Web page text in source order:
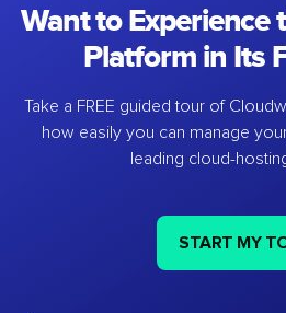
Want to Experience
Platform in Its
Take a FREE guided tour of
how easily you can manage
leading cloud-
START MY